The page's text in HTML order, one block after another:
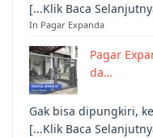
[...Klik Baca
In Pagar Expanda
Pagar
da…
Gak bisa dipungkiri,
[...Klik Baca